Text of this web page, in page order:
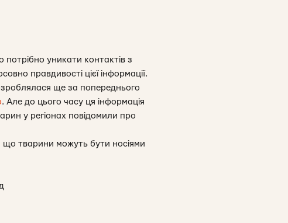
уникати контактів з
правдивості цієї інформації.
ще за попереднього
. Але до цього часу ця інформація
у регіонах повідомили про
що тварини можуть бути носіями